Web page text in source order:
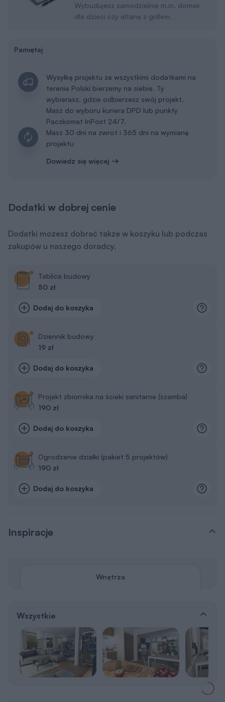
Wybudujesz samodzielnie m.in. domek
dla dzieci czy altanę z grillem.
Pamiętaj
Wysyłkę projektu ze wszystkimi dodatkami na
terenie Polski bierzemy na siebie. Ty
wybierasz, gdzie odbierzesz swój projekt.
Masz do wyboru kuriera DPD lub punkty
Paczkomat InPost 24/7.
Masz 30 dni na zwrot i 365 dni na wymianę
projektu
Dowiedz się więcej
Dodatki w dobrej cenie
Dodatki możesz dobrać także w koszyku lub podczas
zakupów u naszego doradcy.
Tablica budowy
50 zł
Dodaj do koszyka
Dziennik budowy
19 zł
Dodaj do koszyka
Projekt zbiornika na ścieki sanitarne (szamba)
190 zł
Dodaj do koszyka
Ogrodzenie działki (pakiet 5 projektów)
190 zł
Dodaj do koszyka
Inspiracje
Wnętrza
Wszystkie